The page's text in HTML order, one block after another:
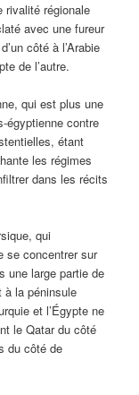
rivalité régionale
avec une fureur
côté à l’Arabie
de l’autre.
qui est plus une
égyptienne contre
étant
les régimes
dans les récits
qui
se concentrer sur
une large partie de
à la péninsule
et l’Égypte ne
le Qatar du côté
du côté de